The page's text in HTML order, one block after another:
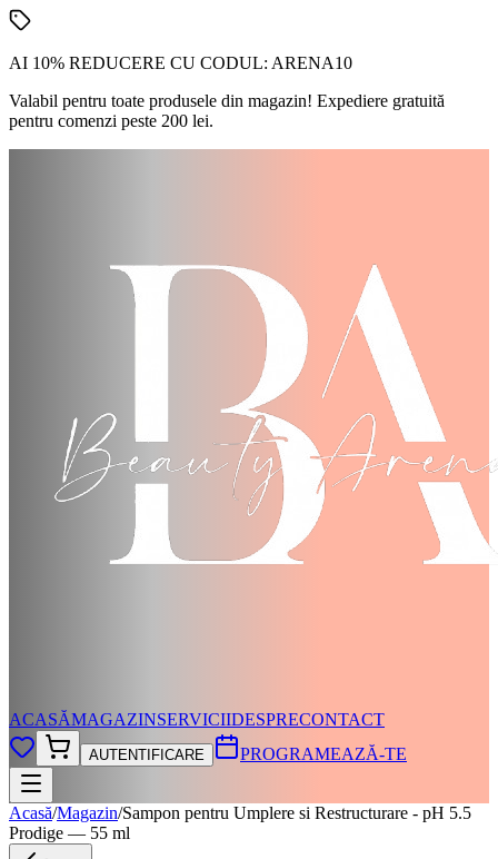
AI 10% REDUCERE CU CODUL: ARENA10
Valabil pentru toate produsele din magazin! Expediere gratuită
pentru comenzi peste 200 lei.
ACASĂMAGAZINSERVICIIDESPRECONTACT
AUTENTIFICARE PROGRAMEAZĂ-TE
Acasă/Magazin/Sampon pentru Umplere si Restructurare - pH 5.5
Prodige — 55 ml